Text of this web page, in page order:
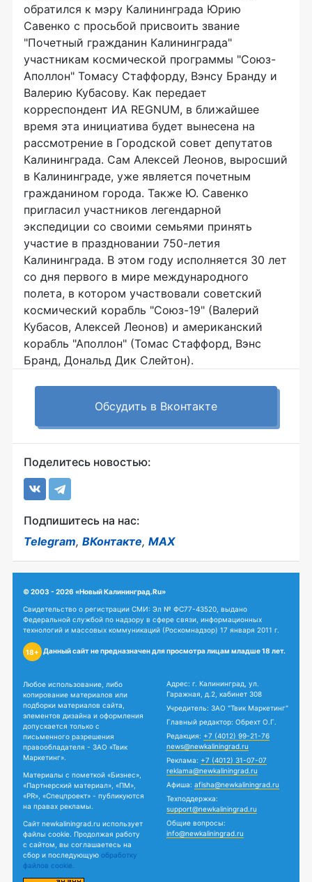
обратился к мэру Калининграда Юрию
Савенко с просьбой присвоить звание
"Почетный гражданин Калининграда"
участникам космической программы "Союз-
Аполлон" Томасу Стаффорду, Вэнсу Бранду и
Валерию Кубасову. Как передает
корреспондент ИА REGNUM, в ближайшее
время эта инициатива будет вынесена на
рассмотрение в Городской совет депутатов
Калининграда. Сам Алексей Леонов, выросший
в Калининграде, уже является почетным
гражданином города. Также Ю. Савенко
пригласил участников легендарной
экспедиции со своими семьями принять
участие в праздновании 750-летия
Калининграда. В этом году исполняется 30 лет
со дня первого в мире международного
полета, в котором участвовали советский
космический корабль "Союз-19" (Валерий
Кубасов, Алексей Леонов) и американский
корабль "Аполлон" (Томас Стаффорд, Вэнс
Бранд, Дональд Дик Слейтон).
Обсудить в Вконтакте
Поделитесь новостью:
Подпишитесь на нас:
Telegram, ВКонтакте, MAX
© 2003 - 2026 «Новый Калининград.Ru»
Свидетельство о регистрации СМИ: Эл № ФС77-43520, выдано
Федеральной службой по надзору в сфере связи, информационных
технологий и массовых коммуникаций (Роскомнадзор) 17 января 2011 г.
18+ Данный сайт не предназначен для просмотра лицам младше 18 лет.
Любое использование, либо
копирование материалов или
подборки материалов сайта,
элементов дизайна и оформления
допускается только с
письменного разрешения
правообладателя - ЗАО «Твик
Маркетинг».
Материалы с пометкой «Бизнес»,
«Партнерский материал», «ПМ»,
«PR», «Спецпроект» - публикуются
на правах рекламы.
Сайт newkaliningrad.ru использует
файлы cookie. Продолжая работу
с сайтом, вы соглашаетесь на
сбор и последующую обработку
файлов cookie.
Адрес: г. Калининград, ул.
Гаражная, д.2, кабинет 308
Учредитель: ЗАО "Твик Маркетинг"
Главный редактор: Обрехт О.Г.
Редакция: +7 (4012) 99-21-76
news@newkaliningrad.ru
Реклама: +7 (4012) 31-07-07
reklama@newkaliningrad.ru
Афиша: afisha@newkaliningrad.ru
Техподдержка:
support@newkaliningrad.ru
Общие вопросы:
info@newkaliningrad.ru